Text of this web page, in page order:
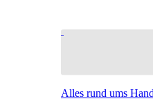
Alles rund ums